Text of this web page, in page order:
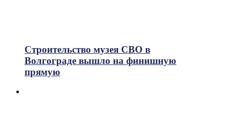
Строительство музея СВО в
Волгограде вышло на финишную
прямую